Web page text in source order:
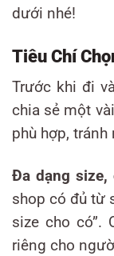
dưới nhé!
Tiêu Chí
Trước khi đi
chia sẻ một
phù hợp,
Đa dạng size,
shop có đủ từ
size cho có”.
riêng cho